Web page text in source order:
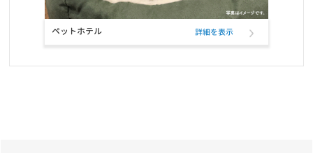
ペットホテル 詳細を表示